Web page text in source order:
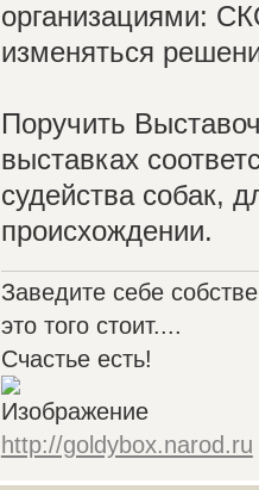
организациями:
изменяться
Поручить
выставках
судейства собак,
происхождении.
Заведите себе
это того стоит....
Счастье есть!
http://goldybox.narod.ru